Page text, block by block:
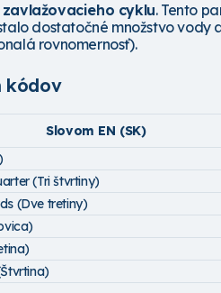
cyklu. Tento
dostatočné množstvo vody
rovnomernosť).
kódov
Slovom EN (SK)
(Tri štvrtiny)
(Dve tretiny)